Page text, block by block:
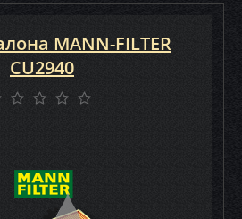
MANN-FILTER
CU2940